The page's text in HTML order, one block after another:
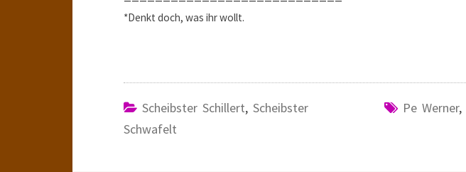
*Denkt doch, was ihr wollt.
Scheibster Schillert, Scheibster
Schwafelt
Pe Werner,